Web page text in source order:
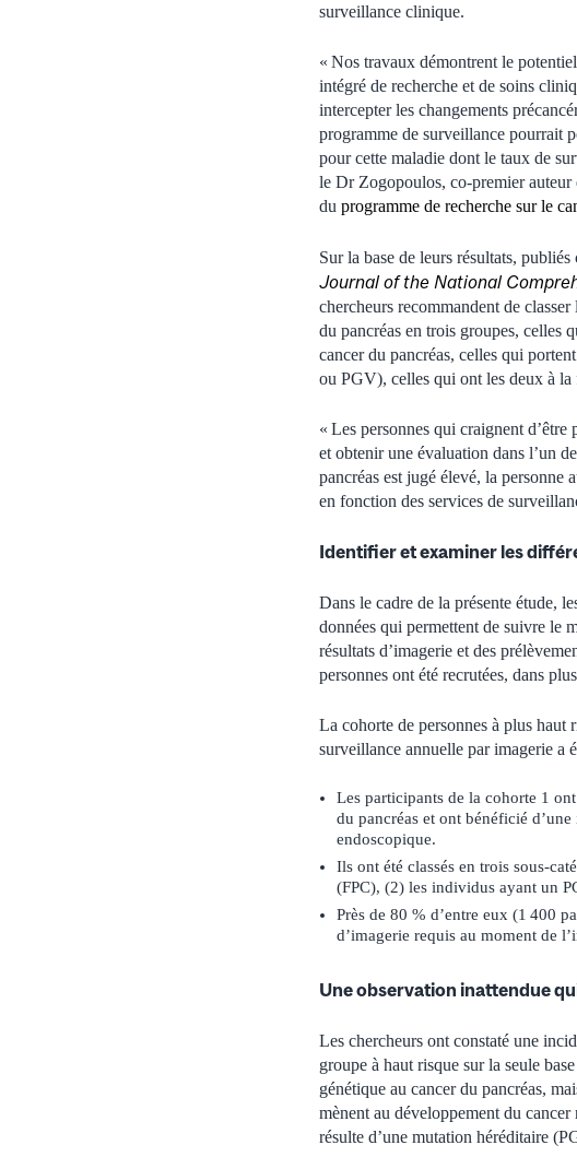
surveillance clinique.
« Nos travaux démontrent le
intégré de recherche et de soins
intercepter les changements
programme de surveillance pourrait
pour cette maladie dont le taux de
le Dr Zogopoulos, co-premier auteur
du programme de recherche sur le
Sur la base de leurs résultats, publiés
Journal of the National
chercheurs recommandent de
du pancréas en trois groupes, celles
cancer du pancréas, celles qui
ou PGV), celles qui ont les deux à la
« Les personnes qui craignent
et obtenir une évaluation dans l’un
pancréas est jugé élevé, la personne
en fonction des services de
Identifier et examiner les
Dans le cadre de la présente étude,
données qui permettent de suivre le
résultats d’imagerie et des
personnes ont été recrutées, dans
La cohorte de personnes à plus
surveillance annuelle par imagerie a
Les participants de la cohorte 1
du pancréas et ont bénéficié
endoscopique.
Ils ont été classés en trois sous-
(FPC), (2) les individus ayant un
Près de 80 % d’entre eux (1 400
d’imagerie requis au moment de
Une observation inattendue
Les chercheurs ont constaté une
groupe à haut risque sur la seule
génétique au cancer du pancréas,
mènent au développement du
résulte d’une mutation héréditaire